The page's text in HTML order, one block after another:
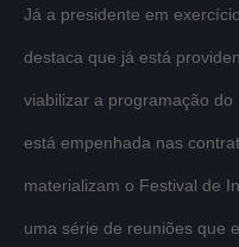
Já a presidente em
destaca que já está
viabilizar a programação do
está empenhada nas
materializam o Festival de
uma série de reuniões que